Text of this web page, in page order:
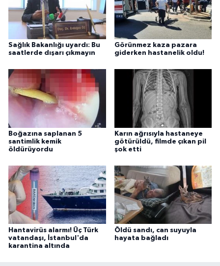
Sağlık Bakanlığı uyardı: Bu
saatlerde dışarı çıkmayın
Görünmez kaza pazara
giderken hastanelik oldu!
Boğazına saplanan 5
santimlik kemik
öldürüyordu
Karın ağrısıyla hastaneye
götürüldü, filmde çıkan pil
şok etti
Hantavirüs alarmı! Üç Türk
vatandaşı, İstanbul'da
karantina altında
Öldü sandı, can suyuyla
hayata bağladı